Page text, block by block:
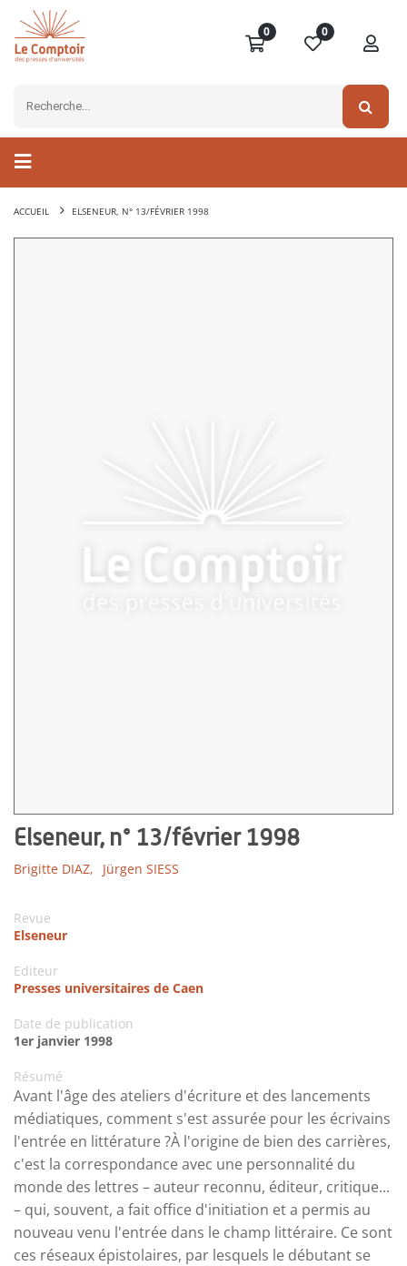
0 0
ACCUEIL ELSENEUR, N° 13/FÉVRIER 1998
Elseneur, n° 13/février 1998
Brigitte DIAZ, Jürgen SIESS
Revue
Elseneur
Editeur
Presses universitaires de Caen
Date de publication
1er janvier 1998
Résumé
Avant l'âge des ateliers d'écriture et des lancements
médiatiques, comment s'est assurée pour les écrivains
l'entrée en littérature ?À l'origine de bien des carrières,
c'est la correspondance avec une personnalité du
monde des lettres – auteur reconnu, éditeur, critique...
– qui, souvent, a fait office d'initiation et a permis au
nouveau venu l'entrée dans le champ littéraire. Ce sont
ces réseaux épistolaires, par lesquels le débutant se